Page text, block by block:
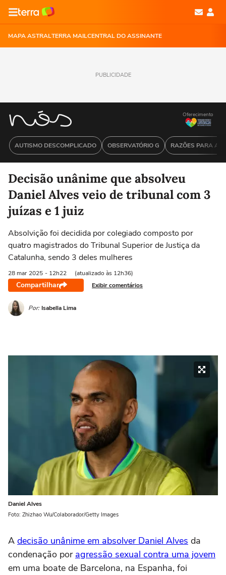
MAPA ASTRALTERRA MAILCENTRAL DO ASSINANTE
PUBLICIDADE
AUTISMO DESCOMPLICADO OBSERVATÓRIO G RAZÕES PARA
Oferecimento
Decisão unânime que absolveu
Daniel Alves veio de tribunal com 3
juízas e 1 juiz
Absolvição foi decidida por colegiado composto por
quatro magistrados do Tribunal Superior de Justiça da
Catalunha, sendo 3 deles mulheres
28 mar 2025 - 12h22 (atualizado às 12h36)
Compartilhar Exibir comentários
Por: Isabella Lima
Daniel Alves
Foto: Zhizhao Wu/Colaborador/Getty Images
A decisão unânime em absolver Daniel Alves da
condenação por agressão sexual contra uma jovem
em uma boate de Barcelona, na Espanha, foi